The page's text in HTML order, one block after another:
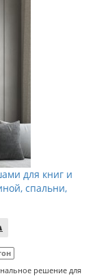
для книг и
спальни,
решение для